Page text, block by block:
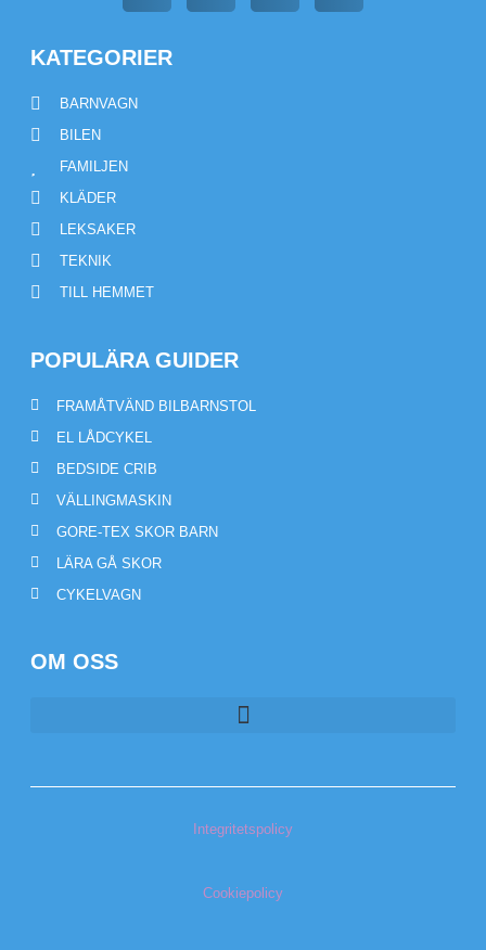
KATEGORIER
BARNVAGN
BILEN
FAMILJEN
KLÄDER
LEKSAKER
TEKNIK
TILL HEMMET
POPULÄRA GUIDER
FRAMÅTVÄND BILBARNSTOL
EL LÅDCYKEL
BEDSIDE CRIB
VÄLLINGMASKIN
GORE-TEX SKOR BARN
LÄRA GÅ SKOR
CYKELVAGN
OM OSS
Integritetspolicy
Cookiepolicy